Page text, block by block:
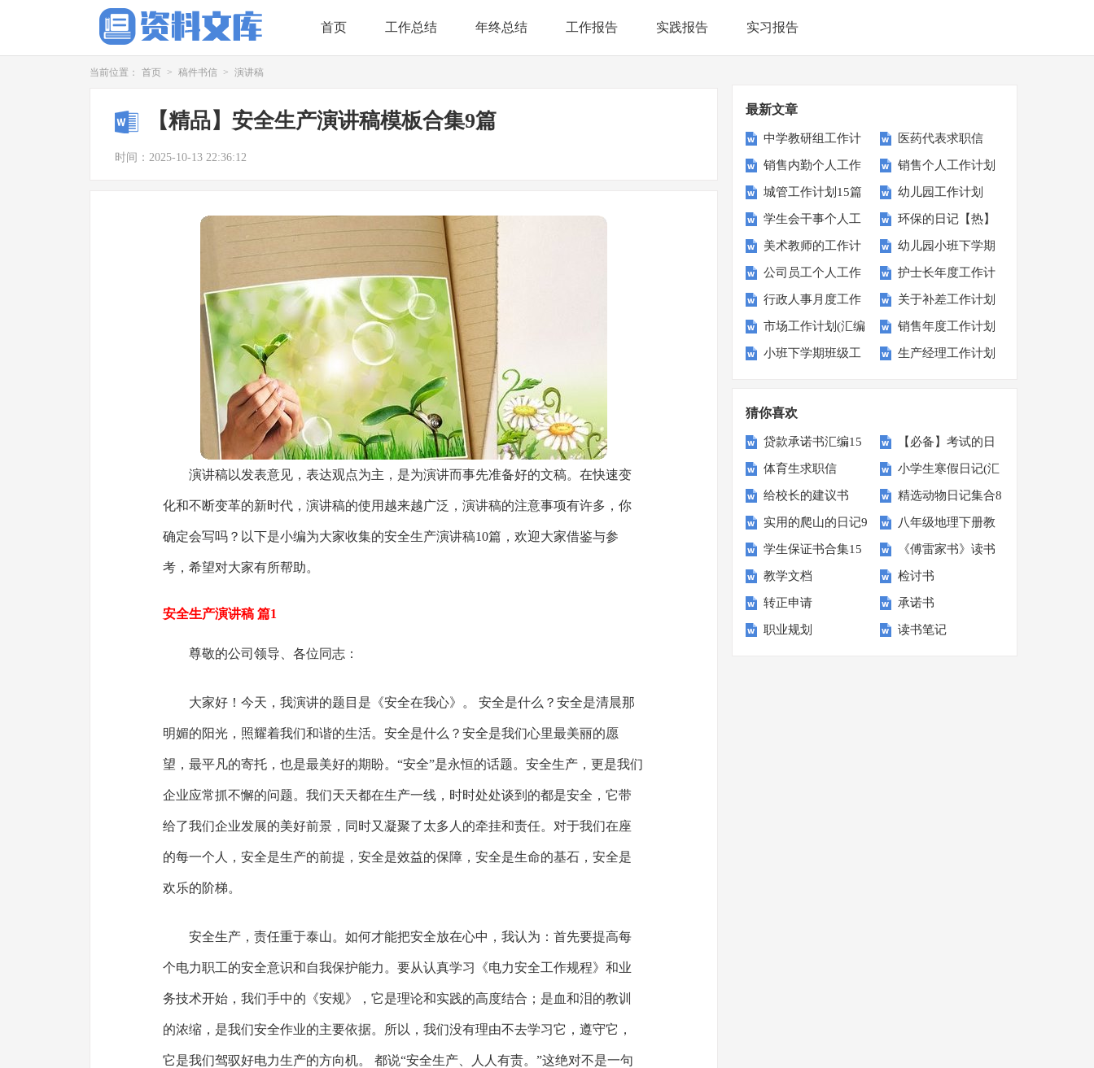
首页 工作总结 年终总结 工作报告 实践报告 实习报告
当前位置： 首页 > 稿件书信 > 演讲稿
【精品】安全生产演讲稿模板合集9篇
时间：2025-10-13 22:36:12
演讲稿以发表意见，表达观点为主，是为演讲而事先准备好的文稿。在快速变
化和不断变革的新时代，演讲稿的使用越来越广泛，演讲稿的注意事项有许多，你
确定会写吗？以下是小编为大家收集的安全生产演讲稿10篇，欢迎大家借鉴与参
考，希望对大家有所帮助。
安全生产演讲稿 篇1
尊敬的公司领导、各位同志：
大家好！今天，我演讲的题目是《安全在我心》。 安全是什么？安全是清晨那
明媚的阳光，照耀着我们和谐的生活。安全是什么？安全是我们心里最美丽的愿
望，最平凡的寄托，也是最美好的期盼。“安全”是永恒的话题。安全生产，更是我们
企业应常抓不懈的问题。我们天天都在生产一线，时时处处谈到的都是安全，它带
给了我们企业发展的美好前景，同时又凝聚了太多人的牵挂和责任。对于我们在座
的每一个人，安全是生产的前提，安全是效益的保障，安全是生命的基石，安全是
欢乐的阶梯。
安全生产，责任重于泰山。如何才能把安全放在心中，我认为：首先要提高每
个电力职工的安全意识和自我保护能力。要从认真学习《电力安全工作规程》和业
务技术开始，我们手中的《安规》，它是理论和实践的高度结合；是血和泪的教训
的浓缩，是我们安全作业的主要依据。所以，我们没有理由不去学习它，遵守它，
它是我们驾驭好电力生产的方向机。 都说“安全生产、人人有责。”这绝对不是一句
最新文章
中学教研组工作计
划15篇
医药代表求职信
销售内勤个人工作
计划
销售个人工作计划
精选15篇
城管工作计划15篇 幼儿园工作计划
【推荐】
学生会干事个人工
作计划范文
环保的日记【热】
美术教师的工作计
划
幼儿园小班下学期
教学计划
公司员工个人工作
计划15篇
护士长年度工作计
划15篇
行政人事月度工作
计划6篇
关于补差工作计划
市场工作计划(汇编
15篇)
销售年度工作计划
集锦15篇
小班下学期班级工 生产经理工作计划
猜你喜欢
贷款承诺书汇编15
篇
【必备】考试的日
记3篇
体育生求职信 小学生寒假日记(汇
编15篇)
给校长的建议书
【热门】
精选动物日记集合8
篇
实用的爬山的日记9
篇
八年级地理下册教
学计划15篇
学生保证书合集15
篇
《傅雷家书》读书
笔记15篇
教学文档 检讨书
转正申请 承诺书
职业规划 读书笔记